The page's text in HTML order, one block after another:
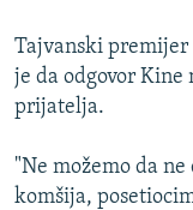
Tajvanski premijer
je da odgovor Kine
prijatelja.
"Ne možemo da
komšija,